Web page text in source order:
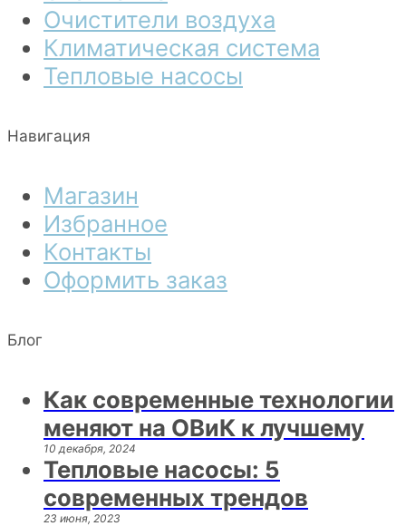
Очистители воздуха
Климатическая система
Тепловые насосы
Навигация
Магазин
Избранное
Контакты
Оформить заказ
Блог
Как современные технологии
меняют на ОВиК к лучшему
10 декабря, 2024
Тепловые насосы: 5
современных трендов
23 июня, 2023